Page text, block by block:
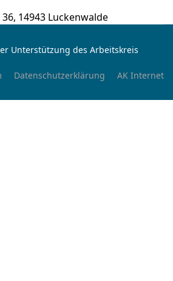
14943 Luckenwalde
Unterstützung des Arbeitskreis
Datenschutzerklärung AK Internet